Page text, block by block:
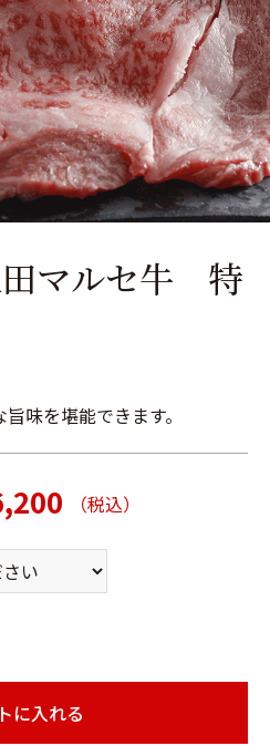
田マルセ牛 特
味を堪能できます。
（税込）
に入れる